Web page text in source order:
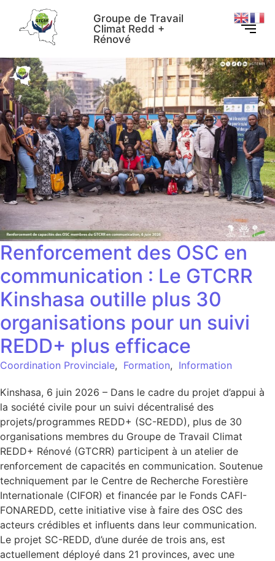
Groupe de Travail
Climat Redd +
Rénové
Renforcement des OSC en
communication : Le GTCRR
Kinshasa outille plus 30
organisations pour un suivi
REDD+ plus efficace
Coordination Provinciale, Formation, Information
Kinshasa, 6 juin 2026 – Dans le cadre du projet d’appui à
la société civile pour un suivi décentralisé des
projets/programmes REDD+ (SC-REDD), plus de 30
organisations membres du Groupe de Travail Climat
REDD+ Rénové (GTCRR) participent à un atelier de
renforcement de capacités en communication. Soutenue
techniquement par le Centre de Recherche Forestière
Internationale (CIFOR) et financée par le Fonds CAFI-
FONAREDD, cette initiative vise à faire des OSC des
acteurs crédibles et influents dans leur communication.
Le projet SC-REDD, d’une durée de trois ans, est
actuellement déployé dans 21 provinces, avec une